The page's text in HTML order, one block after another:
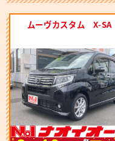
ムーヴカスタム X-SA